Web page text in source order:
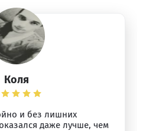
Коля
и без лишних
даже лучше, чем